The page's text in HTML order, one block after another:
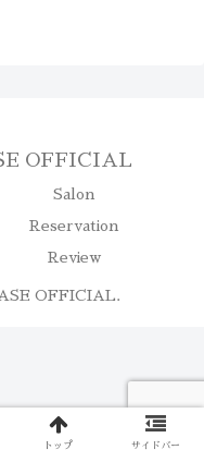
OFFICIAL
Salon
Reservation
Review
OFFICIAL.
トップ サイドバー